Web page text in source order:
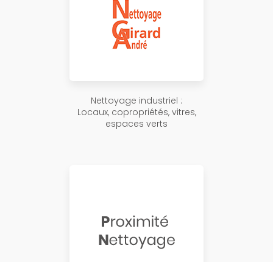
Nettoyage industriel :
Locaux, copropriétés, vitres,
espaces verts